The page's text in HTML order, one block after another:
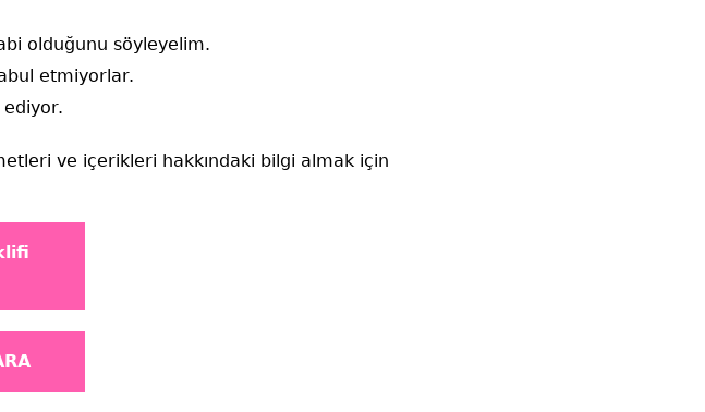
olduğunu söyleyelim.
etmiyorlar.
ediyor.
ve içerikleri hakkındaki bilgi almak için